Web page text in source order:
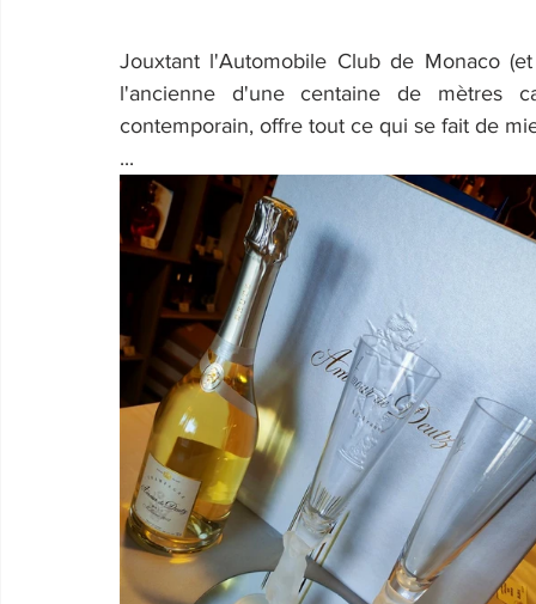
Jouxtant l'Automobile Club de Monaco
l'ancienne d'une centaine de mètres
contemporain, offre tout ce qui se fait de
...